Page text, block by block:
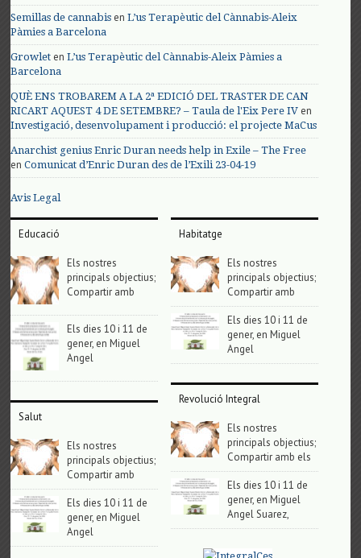
Semillas de cannabis enL’us Terapèutic del Cànnabis-Aleix
Pàmies a Barcelona
Growlet enL’us Terapèutic del Cànnabis-Aleix Pàmies a
Barcelona
QUÈ ENS TROBAREM A LA 2ª EDICIÓ DEL TRASTER DE CAN
RICART AQUEST 4 DE SETEMBRE? – Taula de l'Eix Pere IV en
Investigació, desenvolupament i producció: el projecte MaCus
Anarchist genius Enric Duran needs help in Exile – The Free
enComunicat d’Enric Duran des de l’Exili 23-04-19
Avis Legal
Educació
Els nostres
principals objectius;
Compartir amb
Els dies 10 i 11 de
gener, en Miguel
Angel
Salut
Els nostres
principals objectius;
Compartir amb
Els dies 10 i 11 de
gener, en Miguel
Angel
Habitatge
Els nostres
principals objectius;
Compartir amb
Els dies 10 i 11 de
gener, en Miguel
Angel
Revolució Integral
Els nostres
principals objectius;
Compartir amb els
Els dies 10 i 11 de
gener, en Miguel
Angel Suarez,